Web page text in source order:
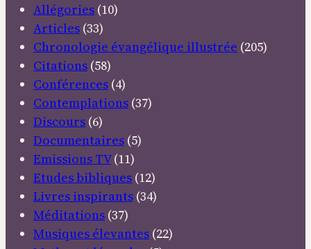
Allégories (10)
Articles (33)
Chronologie évangélique illustrée (205)
Citations (58)
Conférences (4)
Contemplations (37)
Discours (6)
Documentaires (5)
Emissions TV(11)
Etudes bibliques (12)
Livres inspirants (34)
Méditations (37)
Musiques élevantes (22)